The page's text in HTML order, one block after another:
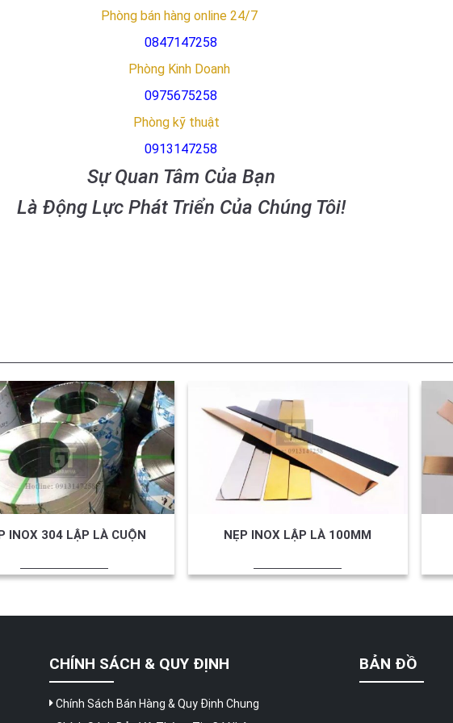
Phòng bán hàng online 24/7
0847147258
Phòng Kinh Doanh
0975675258
Phòng kỹ thuật
0913147258
Sự Quan Tâm Của Bạn
Là Động Lực Phát Triển Của Chúng Tôi!
INOX 304 LẬP LÀ CUỘN NẸP INOX LẬP LÀ 100MM
CHÍNH SÁCH & QUY ĐỊNH
Chính Sách Bán Hàng & Quy Định Chung
BẢN ĐỒ